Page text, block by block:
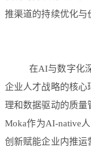
推渠道的持续优化与
在AI与数字化
企业人才战略的核心
理和数据驱动的质量
Moka作为AI-native
创新赋能企业内推运